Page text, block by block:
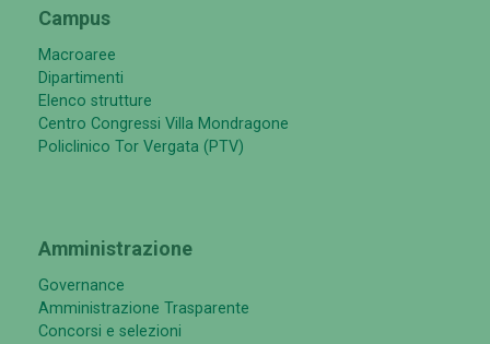
Campus
Macroaree
Dipartimenti
Elenco strutture
Centro Congressi Villa Mondragone
Policlinico Tor Vergata (PTV)
Amministrazione
Governance
Amministrazione Trasparente
Concorsi e selezioni